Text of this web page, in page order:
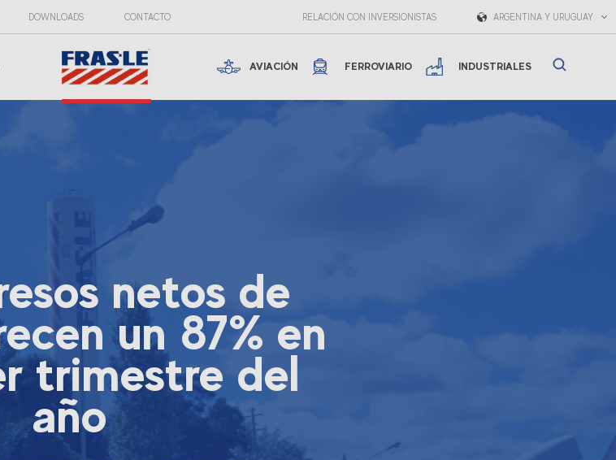
DOWNLOADS CONTACTO RELACIÓN CON INVERSIONISTAS ARGENTINA Y URUGUAY
AVIACIÓN FERROVIARIO INDUSTRIALES
netos de
un 87% en
trimestre del
año